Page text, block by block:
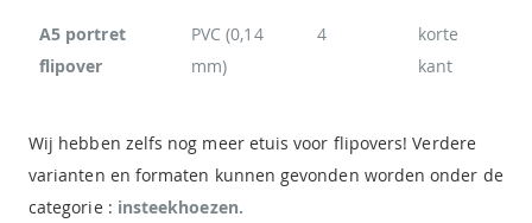
A5 portret
flipover
PVC (0,14
mm)
4
korte
kant
Wij hebben zelfs nog meer etuis voor flipovers! Verdere
varianten en formaten kunnen gevonden worden onder de
categorie : insteekhoezen.